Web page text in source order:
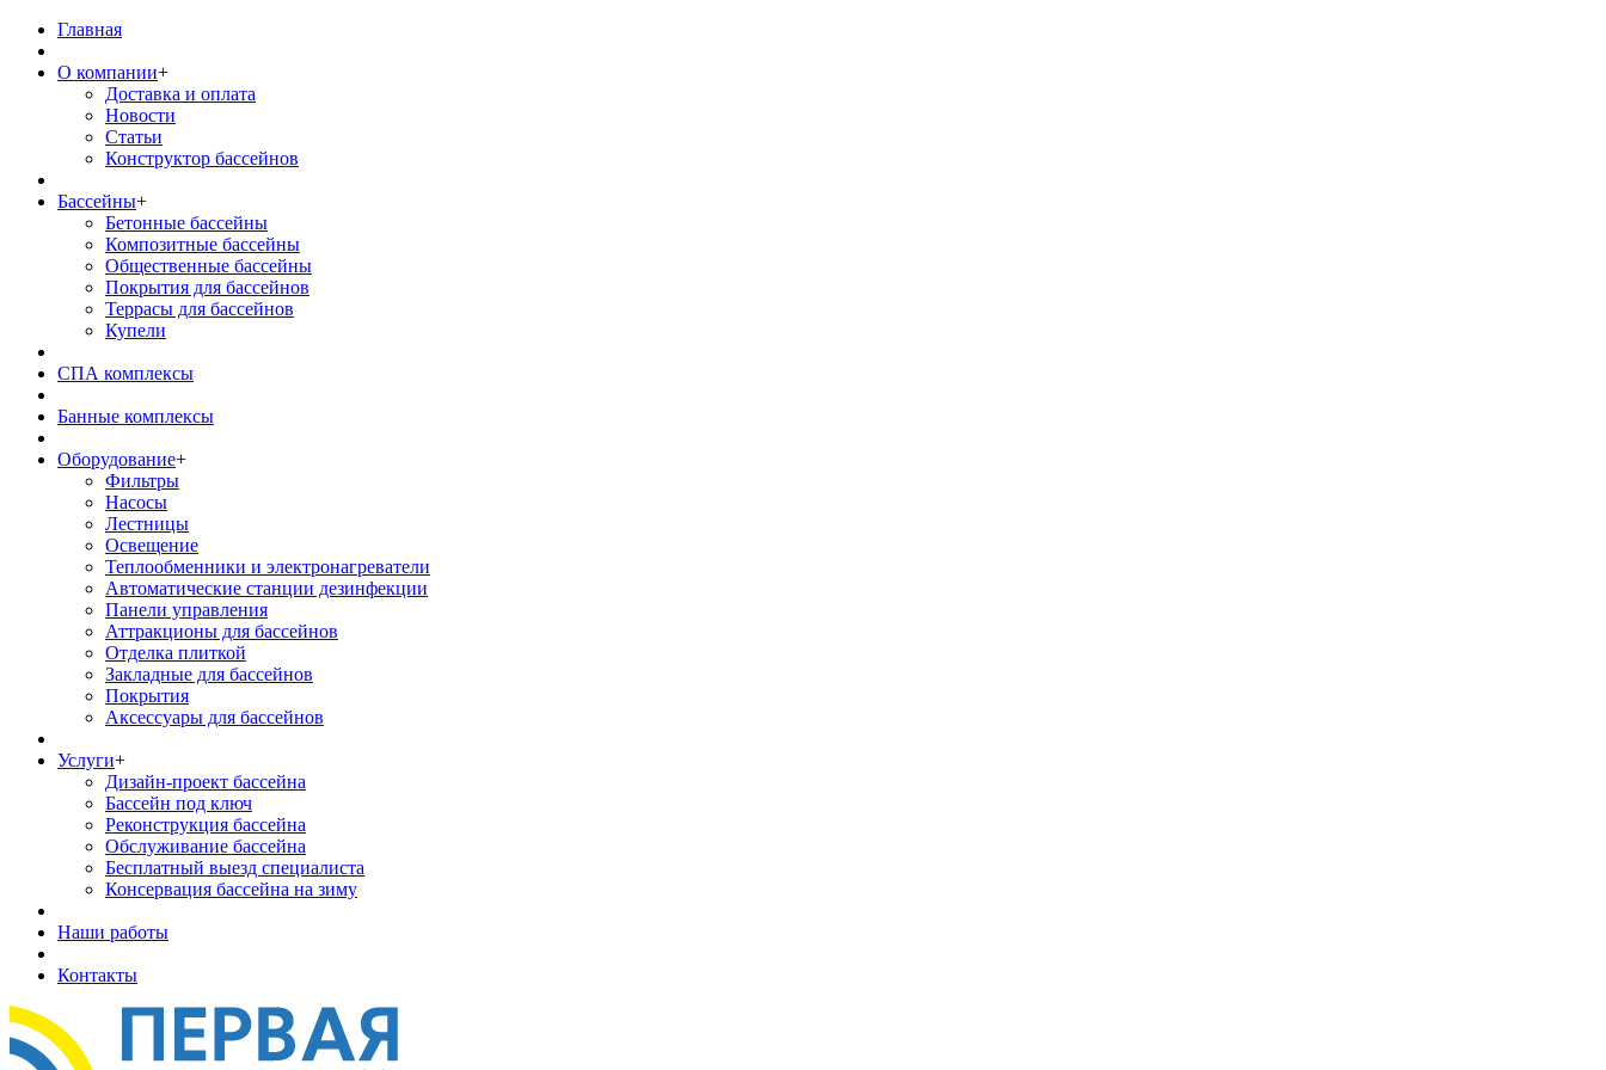
Главная
О компании+
Доставка и оплата
Новости
Статьи
Конструктор бассейнов
Бассейны+
Бетонные бассейны
Композитные бассейны
Общественные бассейны
Покрытия для бассейнов
Террасы для бассейнов
Купели
СПА комплексы
Банные комплексы
Оборудование+
Фильтры
Насосы
Лестницы
Освещение
Теплообменники и электронагреватели
Автоматические станции дезинфекции
Панели управления
Аттракционы для бассейнов
Отделка плиткой
Закладные для бассейнов
Покрытия
Аксессуары для бассейнов
Услуги+
Дизайн-проект бассейна
Бассейн под ключ
Реконструкция бассейна
Обслуживание бассейна
Бесплатный выезд специалиста
Консервация бассейна на зиму
Наши работы
Контакты